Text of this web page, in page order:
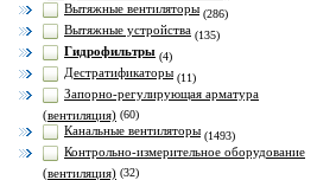
Вытяжные вентиляторы (286)
Вытяжные устройства (135)
Гидрофильтры (4)
Дестратификаторы (11)
Запорно-регулирующая арматура
(вентиляция) (60)
Канальные вентиляторы (1493)
Контрольно-измерительное оборудование
(вентиляция) (32)